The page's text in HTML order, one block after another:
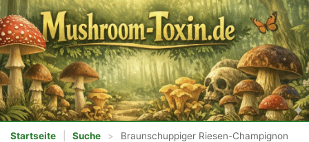
Startseite Suche > Braunschuppiger Riesen-Champignon